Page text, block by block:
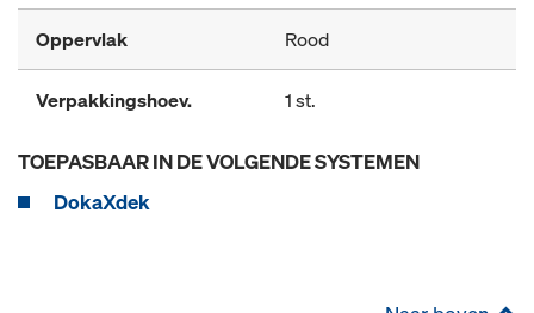
Oppervlak Rood
Verpakkingshoev. 1 st.
TOEPASBAAR IN DE VOLGENDE SYSTEMEN
DokaXdek